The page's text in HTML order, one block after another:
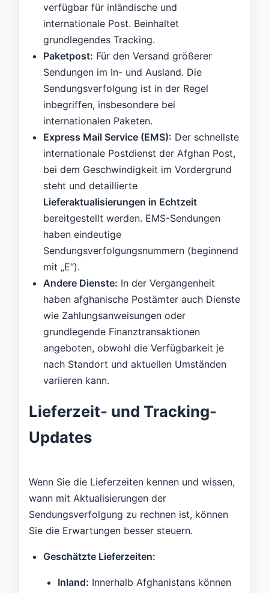
verfügbar für inländische und
internationale Post. Beinhaltet
grundlegendes Tracking.
Paketpost: Für den Versand größerer
Sendungen im In- und Ausland. Die
Sendungsverfolgung ist in der Regel
inbegriffen, insbesondere bei
internationalen Paketen.
Express Mail Service (EMS): Der schnellste
internationale Postdienst der Afghan Post,
bei dem Geschwindigkeit im Vordergrund
steht und detaillierte
Lieferaktualisierungen in Echtzeit
bereitgestellt werden. EMS-Sendungen
haben eindeutige
Sendungsverfolgungsnummern (beginnend
mit „E“).
Andere Dienste: In der Vergangenheit
haben afghanische Postämter auch Dienste
wie Zahlungsanweisungen oder
grundlegende Finanztransaktionen
angeboten, obwohl die Verfügbarkeit je
nach Standort und aktuellen Umständen
variieren kann.
Lieferzeit- und Tracking-
Updates
Wenn Sie die Lieferzeiten kennen und wissen,
wann mit Aktualisierungen der
Sendungsverfolgung zu rechnen ist, können
Sie die Erwartungen besser steuern.
Geschätzte Lieferzeiten:
Inland: Innerhalb Afghanistans können